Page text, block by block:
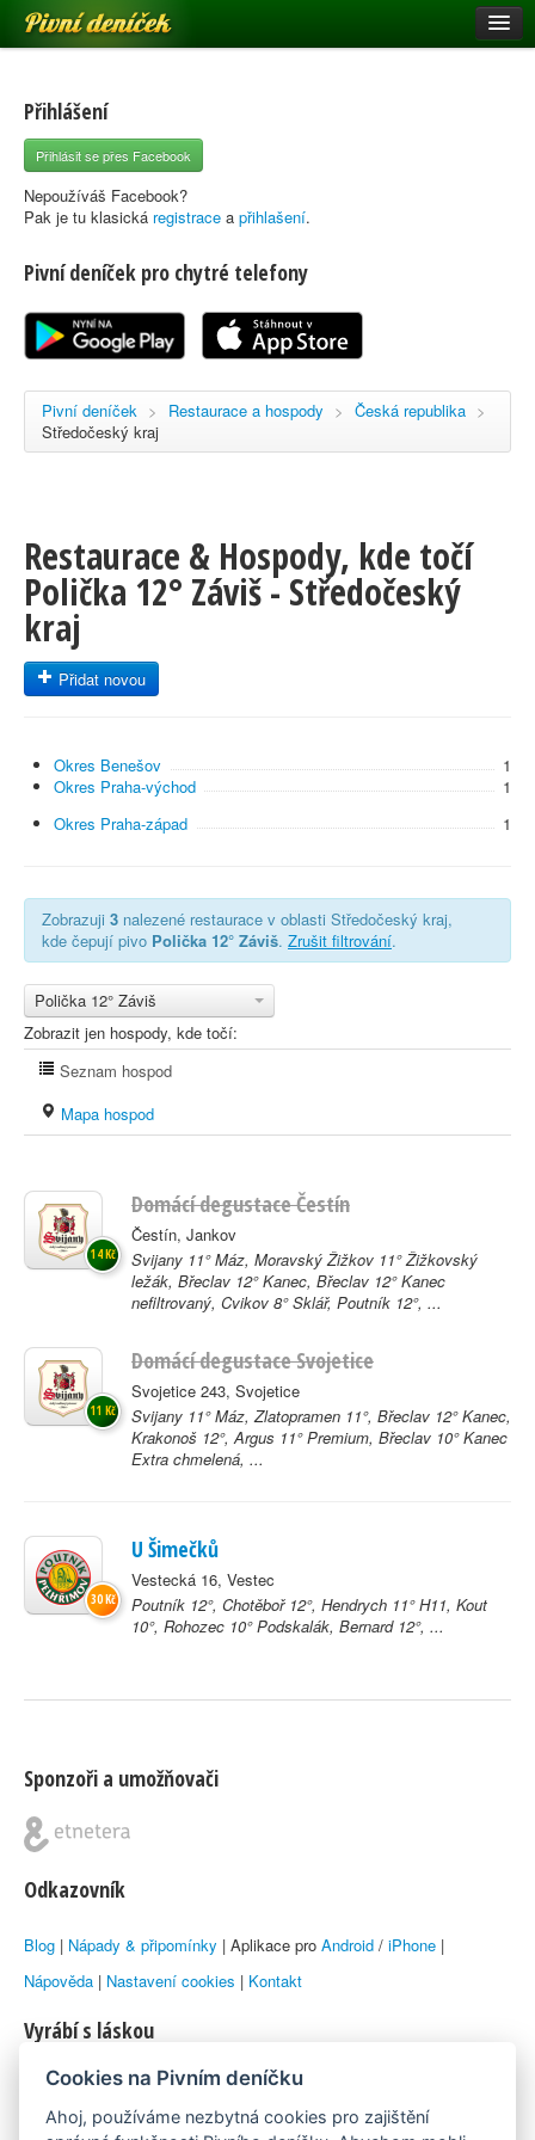
Pivní deníček
Pivní mapa
Pivní značky
Nápověda
Registrace
Přihlášení
Přihlásit se přes Facebook
Nepoužíváš Facebook?
Pak je tu klasická registrace a přihlašení.
Pivní deníček pro chytré telefony
Pivní deníček > Restaurace a hospody > Česká republika >
Středočeský kraj
Restaurace & Hospody, kde točí
Polička 12° Záviš - Středočeský
kraj
Přidat novou
Okres Benešov
1
Okres Praha-východ
1
Okres Praha-západ
1
Zobrazuji 3 nalezené restaurace v oblasti Středočeský kraj,
kde čepují pivo Polička 12° Záviš. Zrušit filtrování.
Polička 12° Záviš
Zobrazit jen hospody, kde točí:
Seznam hospod
Mapa hospod
Domácí degustace Čestín
Čestín, Jankov
Svijany 11° Máz, Moravský Žižkov 11° Žižkovský
ležák, Břeclav 12° Kanec, Břeclav 12° Kanec
nefiltrovaný, Cvikov 8° Sklář, Poutník 12°, ...
14 Kč
Domácí degustace Svojetice
Svojetice 243, Svojetice
Svijany 11° Máz, Zlatopramen 11°, Břeclav 12° Kanec,
Krakonoš 12°, Argus 11° Premium, Břeclav 10° Kanec
Extra chmelená, ...
11 Kč
U Šimečků
Vestecká 16, Vestec
Poutník 12°, Chotěboř 12°, Hendrych 11° H11, Kout
10°, Rohozec 10° Podskalák, Bernard 12°, ...
30 Kč
Sponzoři a umožňovači
Odkazovník
Blog | Nápady & připomínky | Aplikace pro Android / iPhone |
Nápověda | Nastavení cookies | Kontakt
Vyrábí s láskou
© 2010–2026 byLukáš Zemanaka Emka
Cookies na Pivním deníčku
Ahoj, používáme nezbytná cookies pro zajištění